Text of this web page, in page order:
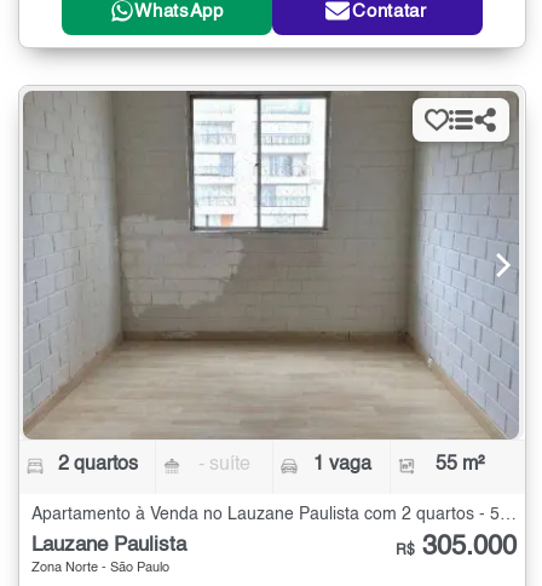
WhatsApp Contatar
2 quartos - suíte 1 vaga 55 m²
Apartamento à Venda no Lauzane Paulista com 2 quartos - 55 m²
Lauzane Paulista
Zona Norte - São Paulo
R$ 305.000